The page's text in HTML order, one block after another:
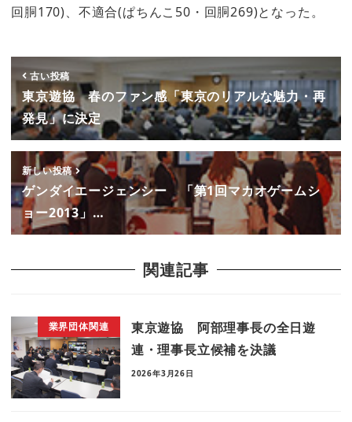
回胴170)、不適合(ぱちんこ50・回胴269)となった。
古い投稿
東京遊協 春のファン感「東京のリアルな魅力・再
発見」に決定
新しい投稿
ゲンダイエージェンシー 「第1回マカオゲームシ
ョー2013」…
関連記事
業界団体関連
東京遊協 阿部理事長の全日遊
連・理事長立候補を決議
2026年3月26日